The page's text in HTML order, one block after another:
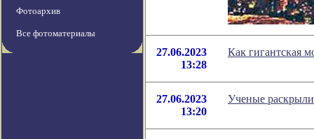
Фотоархив
Все фотоматериалы
27.06.2023
13:28
Как гигантская
27.06.2023
13:20
Ученые